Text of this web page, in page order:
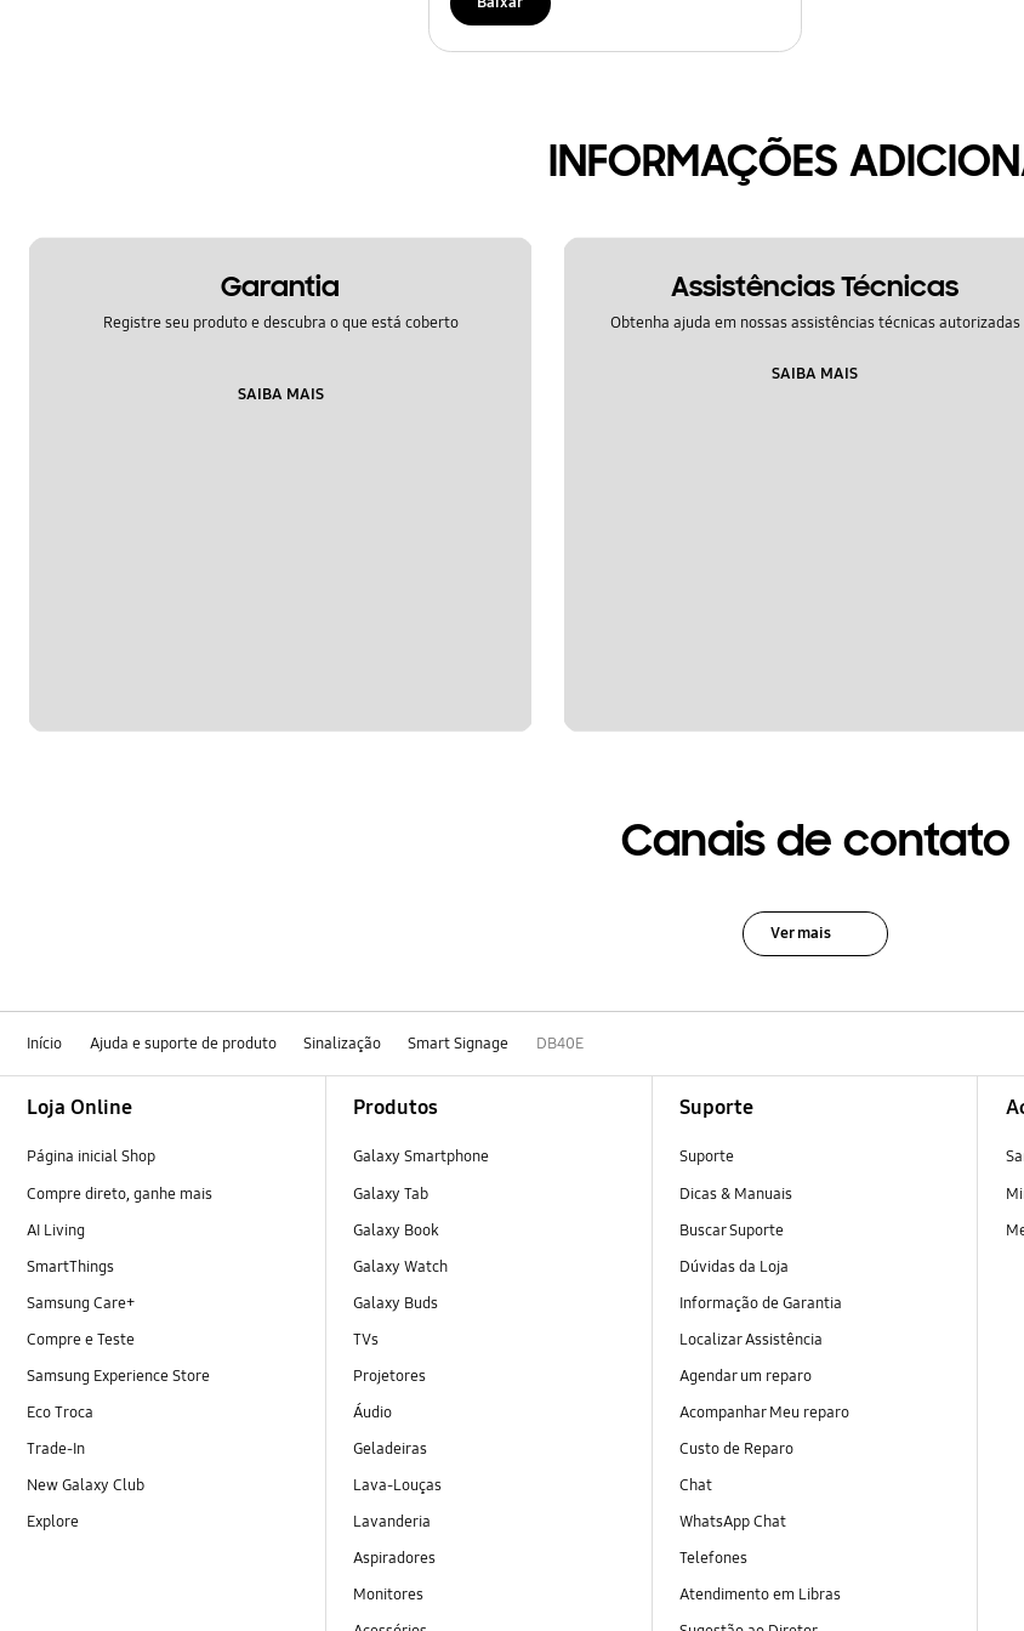
INFORMAÇÕES
Garantia
Registre seu produto e descubra o que está coberto
SAIBA MAIS
Assistências Técnicas
Obtenha ajuda em nossas assistências técnicas autorizadas
SAIBA MAIS
Canais de contato
Ver mais
Início Ajuda e suporte de produto Sinalização Smart Signage DB40E
Loja Online
Página inicial Shop
Compre direto, ganhe mais
AI Living
SmartThings
Samsung Care+
Compre e Teste
Samsung Experience Store
Eco Troca
Trade-In
New Galaxy Club
Explore
Produtos
Galaxy Smartphone
Galaxy Tab
Galaxy Book
Galaxy Watch
Galaxy Buds
TVs
Projetores
Áudio
Geladeiras
Lava-Louças
Lavanderia
Aspiradores
Monitores
Suporte
Suporte
Dicas & Manuais
Buscar Suporte
Dúvidas da Loja
Informação de Garantia
Localizar Assistência
Agendar um reparo
Acompanhar Meu reparo
Custo de Reparo
Chat
WhatsApp Chat
Telefones
Atendimento em Libras